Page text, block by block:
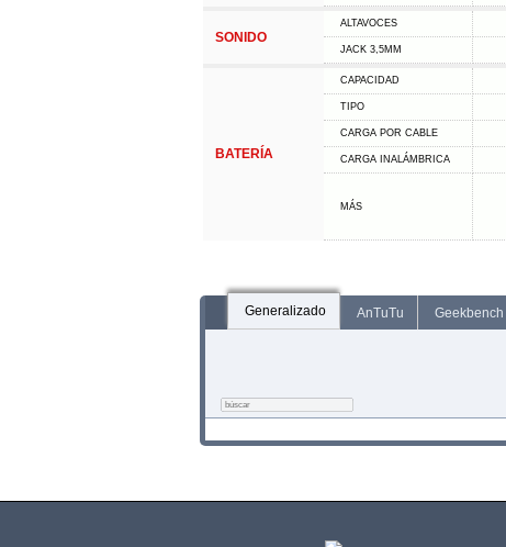
SONIDO
ALTAVOCES
JACK 3,5MM
BATERÍA
CAPACIDAD
TIPO
CARGA POR CABLE
CARGA INALÁMBRICA
MÁS
Generalizado AnTuTu Geekbench